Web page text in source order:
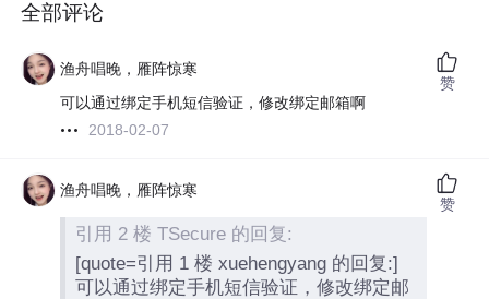
全部评论
渔舟唱晚，雁阵惊寒
可以通过绑定手机短信验证，修改绑定邮箱啊
2018-02-07
赞
渔舟唱晚，雁阵惊寒
引用 2 楼 TSecure 的回复:
[quote=引用 1 楼 xuehengyang 的回复:]
可以通过绑定手机短信验证，修改绑定邮
赞